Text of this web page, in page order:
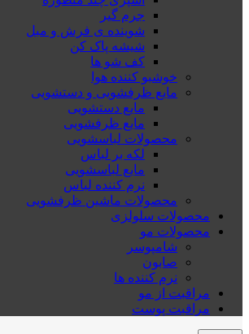
جرم گیر
شوینده ی فرش و مبل
شیشه پاک کن
کف شو ها
خوشبو کننده هوا
مایع ظرفشویی و دستشویی
مایع دستشویی
مایع ظرفشویی
محصولات لباسشویی
لکه بر لباس
مایع لباسشویی
نرم کننده لباس
محصولات ماشین ظرفشویی
محصولات سلولزی
محصولات مو
شامپوسر
صابون
نرم کننده ها
مراقبت از مو
مراقبت پوست